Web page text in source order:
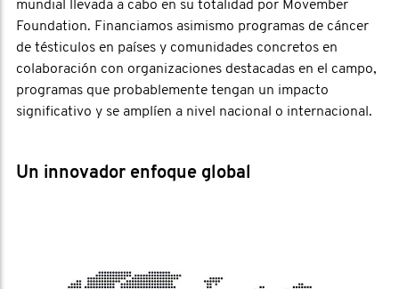
mundial llevada a cabo en su totalidad por Movember
Foundation. Financiamos asimismo programas de cáncer
de tésticulos en países y comunidades concretos en
colaboración con organizaciones destacadas en el campo,
programas que probablemente tengan un impacto
significativo y se amplíen a nivel nacional o internacional.
Un innovador enfoque global